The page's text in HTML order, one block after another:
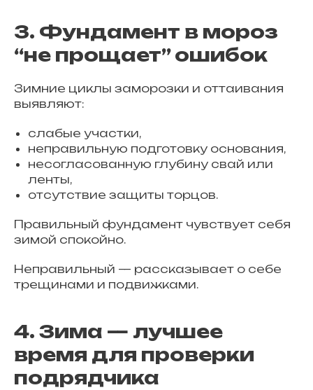
3. Фундамент в мороз
“не прощает” ошибок
Зимние циклы заморозки и оттаивания
выявляют:
слабые участки,
неправильную подготовку основания,
несогласованную глубину свай или
ленты,
отсутствие защиты торцов.
Правильный фундамент чувствует себя
зимой спокойно.
Неправильный — рассказывает о себе
трещинами и подвижками.
4. Зима — лучшее
время для проверки
подрядчика